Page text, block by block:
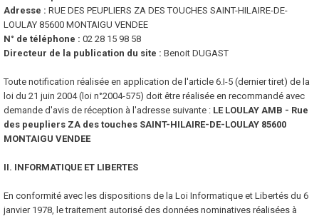
Adresse : RUE DES PEUPLIERS ZA DES TOUCHES SAINT-HILAIRE-DE-
LOULAY 85600 MONTAIGU VENDEE
N° de téléphone : 02 28 15 98 58
Directeur de la publication du site : Benoit DUGAST
Toute notification réalisée en application de l'article 6.I-5 (dernier tiret) de la
loi du 21 juin 2004 (loi n°2004-575) doit être réalisée en recommandé avec
demande d'avis de réception à l'adresse suivante : LE LOULAY AMB - Rue
des peupliers ZA des touches SAINT-HILAIRE-DE-LOULAY 85600
MONTAIGU VENDEE
II. INFORMATIQUE ET LIBERTES
En conformité avec les dispositions de la Loi Informatique et Libertés du 6
janvier 1978, le traitement autorisé des données nominatives réalisées à